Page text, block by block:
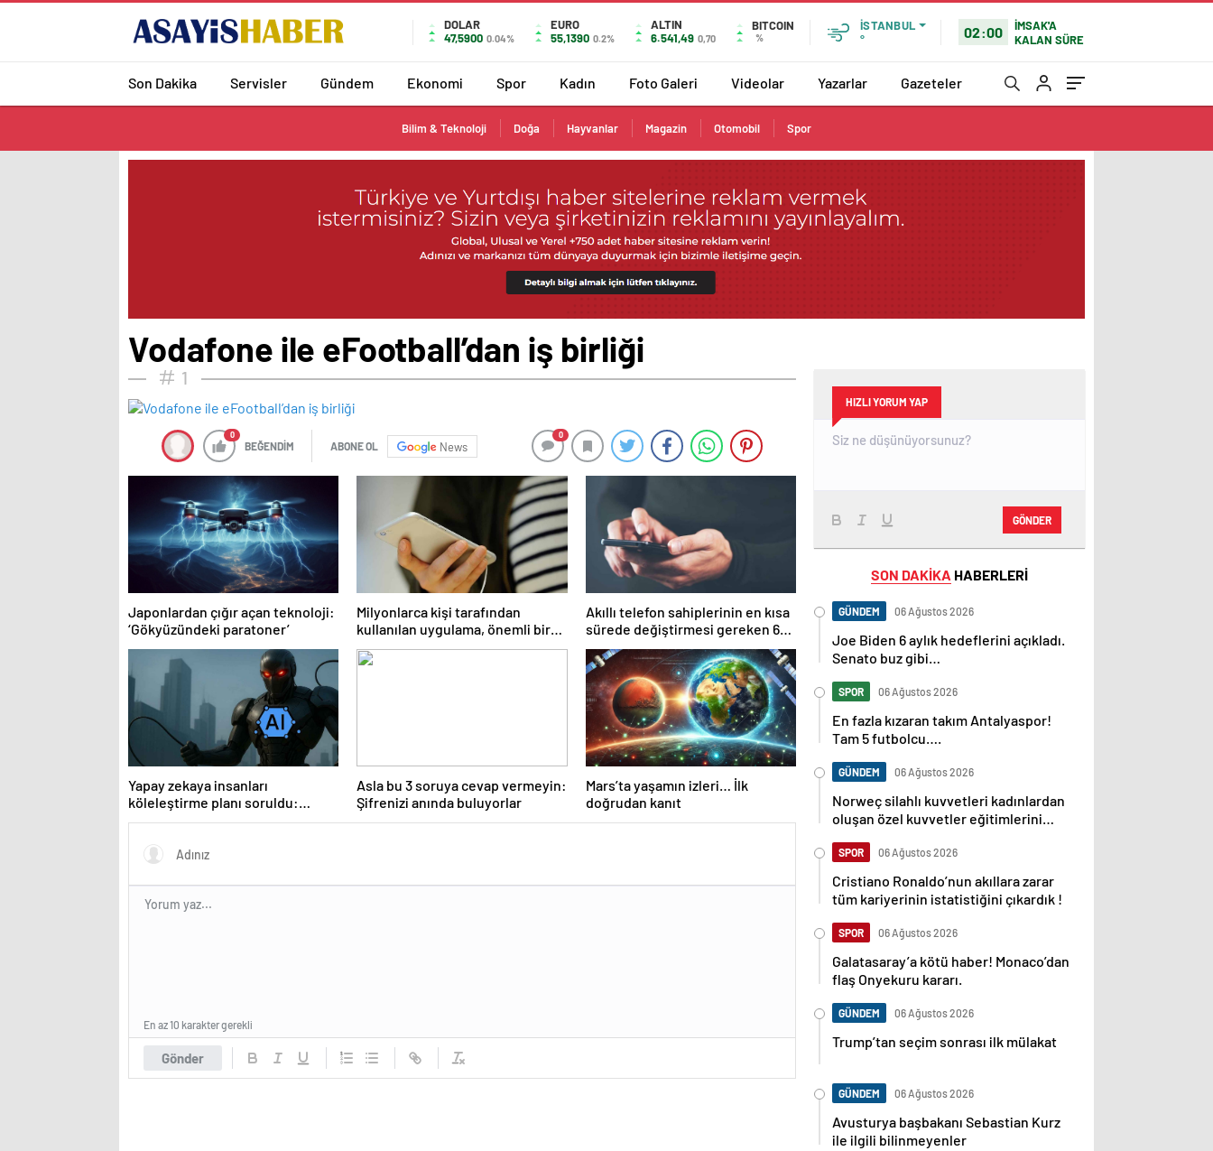
DOLAR
47,5900 0.04%
EURO
55,1390 0.2%
ALTIN
6.541,49 0,70
BITCOIN
%
İSTANBUL
°
02:00
İMSAK'A
KALAN SÜRE
Son Dakika Servisler Gündem Ekonomi Spor Kadın Foto Galeri Videolar Yazarlar Gazeteler
Bilim & Teknoloji Doğa Hayvanlar Magazin Otomobil Spor
Vodafone ile eFootball’dan iş birliği
1
0
BEĞENDİM ABONE OL News
0
Japonlardan çığır açan teknoloji:
‘Gökyüzündeki paratoner’
Milyonlarca kişi tarafından
kullanılan uygulama, önemli bir
özelliğini kapatıyor
Akıllı telefon sahiplerinin en kısa
sürede değiştirmesi gereken 6
ayar
Yapay zekaya insanları
köleleştirme planı soruldu:
Cevap tüyler ürpertici!
Asla bu 3 soruya cevap vermeyin:
Şifrenizi anında buluyorlar
Mars’ta yaşamın izleri… İlk
doğrudan kanıt
Gönder
En az 10 karakter gerekli
HIZLI YORUM YAP
GÖNDER
SON DAKİKA HABERLERİ
GÜNDEM 06 Ağustos 2026
Joe Biden 6 aylık hedeflerini açıkladı.
Senato buz gibi…
SPOR 06 Ağustos 2026
En fazla kızaran takım Antalyaspor!
Tam 5 futbolcu….
GÜNDEM 06 Ağustos 2026
Norweç silahlı kuvvetleri kadınlardan
oluşan özel kuvvetler eğitimlerini
SPOR 06 Ağustos 2026
Cristiano Ronaldo’nun akıllara zarar
tüm kariyerinin istatistiğini çıkardık !
SPOR 06 Ağustos 2026
Galatasaray’a kötü haber! Monaco’dan
flaş Onyekuru kararı.
GÜNDEM 06 Ağustos 2026
Trump’tan seçim sonrası ilk mülakat
GÜNDEM 06 Ağustos 2026
Avusturya başbakanı Sebastian Kurz
ile ilgili bilinmeyenler